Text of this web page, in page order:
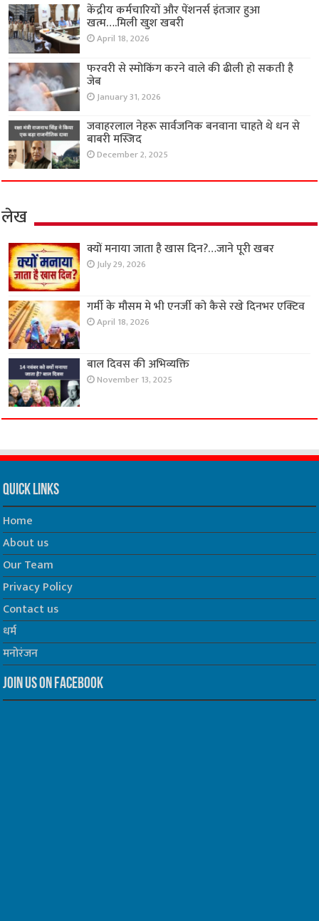
केंद्रीय कर्मचारियों और पेंशनर्स इंतजार हुआ
खत्म….मिली खुश खबरी
April 18, 2026
फरवरी से स्मोकिंग करने वाले की ढीली हो सकती है
जेब
January 31, 2026
जवाहरलाल नेहरू सार्वजनिक बनवाना चाहते थे धन से
बाबरी मस्जिद
December 2, 2025
लेख
क्यों मनाया जाता है खास दिन?…जाने पूरी खबर
July 29, 2026
गर्मी के मौसम मे भी एनर्जी को कैसे रखे दिनभर एक्टिव
April 18, 2026
बाल दिवस की अभिव्यक्ति
November 13, 2025
Quick Links
Home
About us
Our Team
Privacy Policy
Contact us
धर्म
मनोरंजन
Join us on Facebook